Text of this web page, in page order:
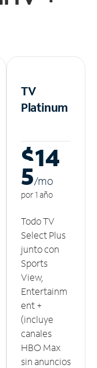
TV
Platinum
$14
5/mo
por 1 año
Todo TV
Select Plus
junto con
Sports
View,
Entertainm
ent +
(incluye
canales
HBO Max
sin anuncios